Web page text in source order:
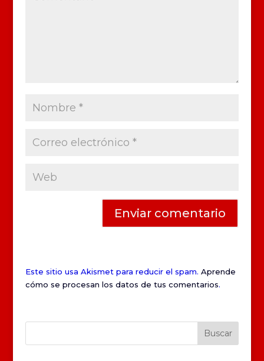
Este sitio usa Akismet para reducir el spam. Aprende
cómo se procesan los datos de tus comentarios.